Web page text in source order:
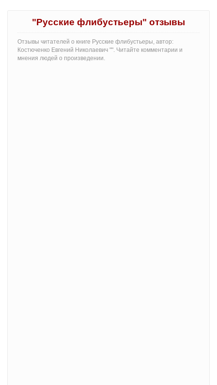
"Русские флибустьеры" отзывы
Отзывы читателей о книге Русские флибустьеры, автор:
Костюченко Евгений Николаевич "". Читайте комментарии и
мнения людей о произведении.